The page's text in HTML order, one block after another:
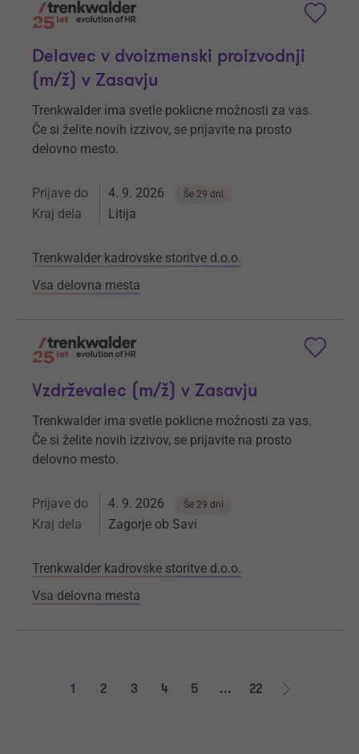
Delavec v dvoizmenski proizvodnji
(m/ž) v Zasavju
Trenkwalder ima svetle poklicne možnosti za vas.
Če si želite novih izzivov, se prijavite na prosto
delovno mesto.
Prijave do 4. 9. 2026 Še 29 dni
Kraj dela Litija
Trenkwalder kadrovske storitve d.o.o.
Vsa delovna mesta
Vzdrževalec (m/ž) v Zasavju
Trenkwalder ima svetle poklicne možnosti za vas.
Če si želite novih izzivov, se prijavite na prosto
delovno mesto.
Prijave do 4. 9. 2026 Še 29 dni
Kraj dela Zagorje ob Savi
Trenkwalder kadrovske storitve d.o.o.
Vsa delovna mesta
1 2 3 4 5 ...
22